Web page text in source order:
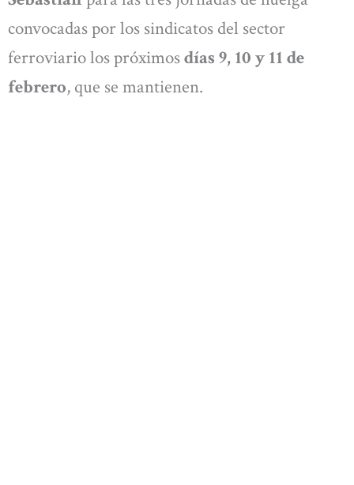
convocadas por los sindicatos del sector
ferroviario los próximosdías 9, 10 y 11 de
febrero, que se mantienen.